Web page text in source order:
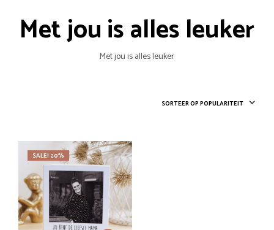
Met jou is alles leuker
Met jou is alles leuker
SORTEER OP POPULARITEIT
SALE! 20%